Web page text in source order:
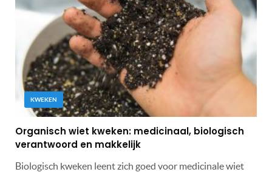
KWEKEN
Organisch wiet kweken: medicinaal, biologisch
verantwoord en makkelijk
Biologisch kweken leent zich goed voor medicinale wiet